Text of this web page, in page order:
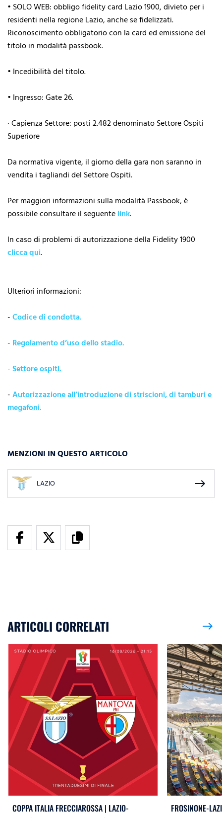
• SOLO WEB: obbligo fidelity card Lazio 1900, divieto per i
residenti nella regione Lazio, anche se fidelizzati.
Riconoscimento obbligatorio con la card ed emissione del
titolo in modalità passbook.
• Incedibilità del titolo.
• Ingresso: Gate 26.
· Capienza Settore: posti 2.482 denominato Settore Ospiti
Superiore
Da normativa vigente, il giorno della gara non saranno in
vendita i tagliandi del Settore Ospiti.
Per maggiori informazioni sulla modalità Passbook, è
possibile consultare il seguentelink.
In caso di problemi di autorizzazione della Fidelity 1900
clicca qui.
Ulteriori informazioni:
-Codice di condotta.
- Regolamento d’uso dello stadio.
-Settore ospiti.
-Autorizzazione all’introduzione di striscioni, di tamburi e
megafoni.
MENZIONI IN QUESTO ARTICOLO
LAZIO east
ARTICOLI CORRELATI east
COPPA ITALIA FRECCIAROSSA | LAZIO-
FROSINONE-